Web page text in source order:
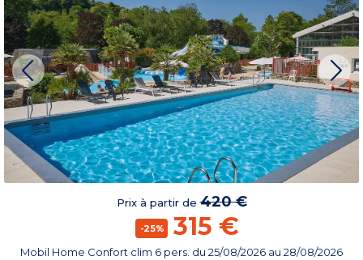
Prix à partir de420 €
-25% 315 €
Mobil Home Confort clim 6 pers. du 25/08/2026 au 28/08/2026